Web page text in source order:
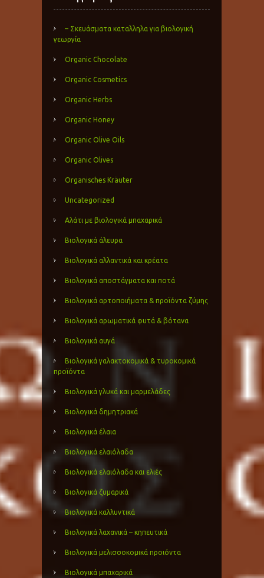
– Σκευάσματα καταλληλα για βιολογική
γεωργία
Organic Chocolate
Organic Cosmetics
Organic Herbs
Organic Honey
Organic Olive Oils
Organic Olives
Organisches Kräuter
Uncategorized
Αλάτι με βιολογικά μπαχαρικά
Βιολογικά άλευρα
Βιολογικά αλλαντικά και κρέατα
Βιολογικά αποστάγματα και ποτά
Βιολογικά αρτοποιήματα & προϊόντα ζύμης
Βιολογικά αρωματικά φυτά & βότανα
Βιολογικά αυγά
Βιολογικά γαλακτοκομικά & τυροκομικά
προϊόντα
Βιολογικά γλυκά και μαρμελάδες
Βιολογικά δημητριακά
Βιολογικά έλαια
Βιολογικά ελαιόλαδα
Βιολογικά ελαιόλαδα και ελιές
Βιολογικά ζυμαρικά
Βιολογικά καλλυντικά
Βιολογικά λαχανικά – κηπευτικά
Βιολογικά μελισσοκομικά προιόντα
Βιολογικά μπαχαρικά